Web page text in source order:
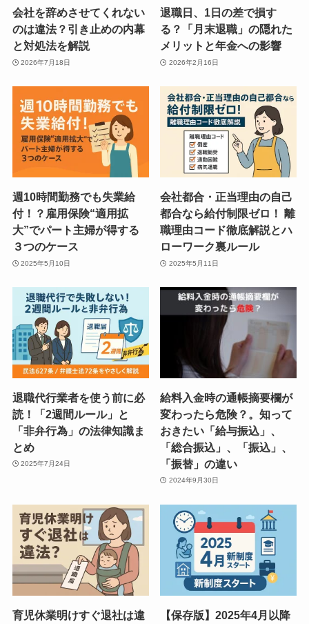
会社を辞めさせてくれない
のは違法？引き止めの内幕
と対処法を解説
2026年7月18日
退職日、1日の差で損す
る？「月末退職」の隠れた
メリットと年金への影響
2026年2月16日
週10時間勤務でも失業給
付！？雇用保険“適用拡
大”でパート主婦が得する
３つのケース
2025年5月10日
会社都合・正当理由の自己
都合なら給付制限ゼロ！ 離
職理由コード徹底解説とハ
ローワーク裏ルール
2025年5月11日
退職代行業者を使う前に必
読！「2週間ルール」と
「非弁行為」の法律知識ま
とめ
2025年7月24日
給料入金時の通帳摘要欄が
変わったら危険？。知って
おきたい「給与振込」、
「総合振込」、「振込」、
「振替」の違い
2024年9月30日
育児休業明けすぐ退社は違
【保存版】2025年4月以降